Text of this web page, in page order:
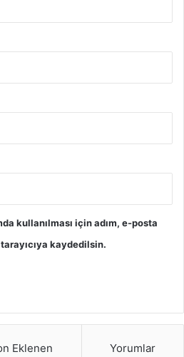
kullanılması için adım, e-posta
kaydedilsin.
Eklenen Yorumlar